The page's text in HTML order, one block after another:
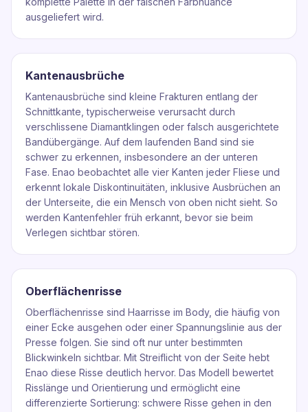
ausgeliefert wird.
Kantenausbrüche
Kantenausbrüche sind kleine Frakturen entlang der
Schnittkante, typischerweise verursacht durch
verschlissene Diamantklingen oder falsch ausgerichtete
Bandübergänge. Auf dem laufenden Band sind sie
schwer zu erkennen, insbesondere an der unteren
Fase. Enao beobachtet alle vier Kanten jeder Fliese und
erkennt lokale Diskontinuitäten, inklusive Ausbrüchen an
der Unterseite, die ein Mensch von oben nicht sieht. So
werden Kantenfehler früh erkannt, bevor sie beim
Verlegen sichtbar stören.
Oberflächenrisse
Oberflächenrisse sind Haarrisse im Body, die häufig von
einer Ecke ausgehen oder einer Spannungslinie aus der
Presse folgen. Sie sind oft nur unter bestimmten
Blickwinkeln sichtbar. Mit Streiflicht von der Seite hebt
Enao diese Risse deutlich hervor. Das Modell bewertet
Risslänge und Orientierung und ermöglicht eine
differenzierte Sortierung: schwere Risse gehen in den